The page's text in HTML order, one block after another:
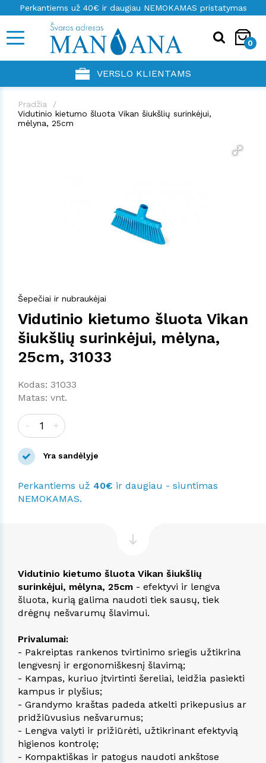
Perkantiems už 40€ ir daugiau NEMOKAMAS pristatymas
0
VERSLO KLIENTAMS
Pradžia
Vidutinio kietumo šluota Vikan šiukšlių surinkėjui,
mėlyna, 25cm
Šepečiai ir nubraukėjai
Vidutinio kietumo šluota Vikan
šiukšlių surinkėjui, mėlyna,
25cm, 31033
Kodas: 31033
Matas: vnt.
- +
Yra sandėlyje
Perkantiems už 40€ ir daugiau - siuntimas
NEMOKAMAS.
Vidutinio kietumo šluota Vikan šiukšlių
surinkėjui, mėlyna, 25cm - efektyvi ir lengva
šluota, kurią galima naudoti tiek sausų, tiek
drėgnų nešvarumų šlavimui.
Privalumai:
- Pakreiptas rankenos tvirtinimo sriegis užtikrina
lengvesnį ir ergonomiškesnį šlavimą;
- Kampas, kuriuo įtvirtinti šereliai, leidžia pasiekti
kampus ir plyšius;
- Grandymo kraštas padeda atkelti prikepusius ar
pridžiūvusius nešvarumus;
- Lengva valyti ir prižiūrėti, užtikrinant efektyvią
higienos kontrolę;
- Kompaktiškas ir patogus naudoti ankštose